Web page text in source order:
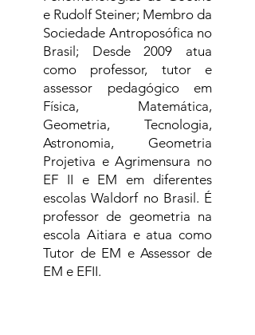
e Rudolf Steiner; Membro da
Sociedade Antroposófica no
Brasil; Desde 2009 atua
como professor, tutor e
assessor pedagógico em
Física, Matemática,
Geometria, Tecnologia,
Astronomia, Geometria
Projetiva e Agrimensura no
EF II e EM em diferentes
escolas Waldorf no Brasil. É
professor de geometria na
escola Aitiara e atua como
Tutor de EM e Assessor de
EM e EFII.